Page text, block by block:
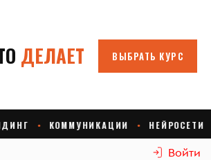
Войти